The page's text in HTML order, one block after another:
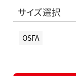
サイズ選択
OSFA